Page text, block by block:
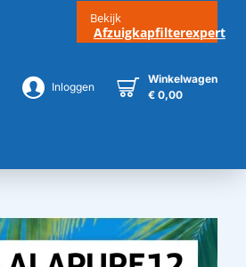
Bekijk
Afzuigkapfilterexpert
Inloggen
Winkelwagen
€ 0,00